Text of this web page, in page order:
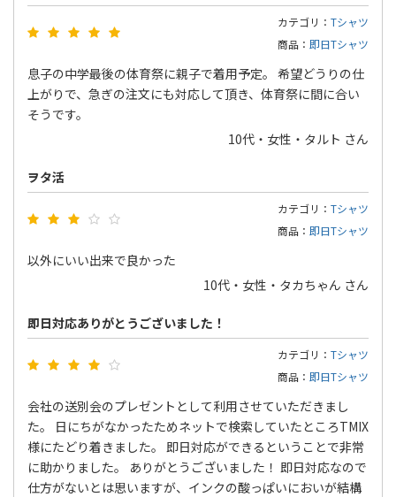
カテゴリ： Tシャツ
商品： 即日Tシャツ
息子の中学最後の体育祭に親子で着用予定。 希望どうりの仕
上がりで、急ぎの注文にも対応して頂き、体育祭に間に合い
そうです。
10代・女性・タルト さん
ヲタ活
カテゴリ： Tシャツ
商品： 即日Tシャツ
以外にいい出来で良かった
10代・女性・タカちゃん さん
即日対応ありがとうございました！
カテゴリ： Tシャツ
商品： 即日Tシャツ
会社の送別会のプレゼントとして利用させていただきまし
た。 日にちがなかったためネットで検索していたところTMIX
様にたどり着きました。 即日対応ができるということで非常
に助かりました。 ありがとうございました！ 即日対応なので
仕方がないとは思いますが、インクの酸っぱいにおいが結構